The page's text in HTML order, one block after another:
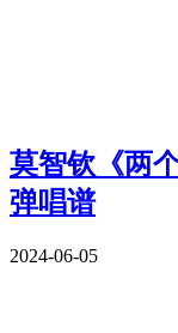
莫智钦《两
弹唱谱
2024-06-05